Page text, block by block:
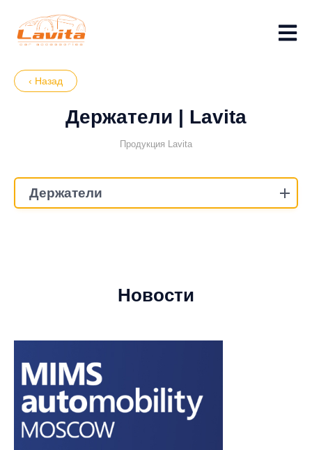
‹ Назад
Держатели | Lavita
Продукция Lavita
Держатели
Новости